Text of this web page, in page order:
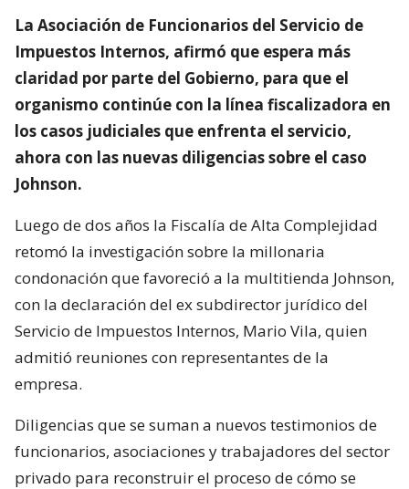
La Asociación de Funcionarios del Servicio de
Impuestos Internos, afirmó que espera más
claridad por parte del Gobierno, para que el
organismo continúe con la línea fiscalizadora en
los casos judiciales que enfrenta el servicio,
ahora con las nuevas diligencias sobre el caso
Johnson.
Luego de dos años la Fiscalía de Alta Complejidad
retomó la investigación sobre la millonaria
condonación que favoreció a la multitienda Johnson,
con la declaración del ex subdirector jurídico del
Servicio de Impuestos Internos, Mario Vila, quien
admitió reuniones con representantes de la
empresa.
Diligencias que se suman a nuevos testimonios de
funcionarios, asociaciones y trabajadores del sector
privado para reconstruir el proceso de cómo se